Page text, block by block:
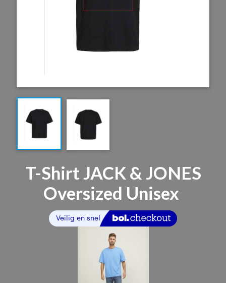
T-Shirt JACK & JONES
Oversized Unisex